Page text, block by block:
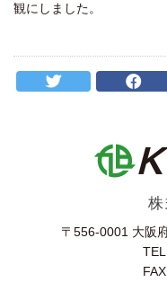
観にしました。
〒556-0001 大阪
TEL